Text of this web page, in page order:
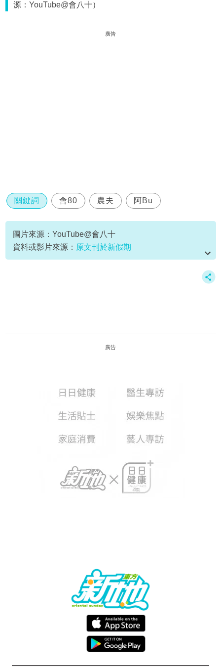
源：YouTube@會八十）
廣告
關鍵詞 會80 農夫 阿Bu
圖片來源：YouTube@會八十
資料或影片來源： 原文刊於新假期
廣告